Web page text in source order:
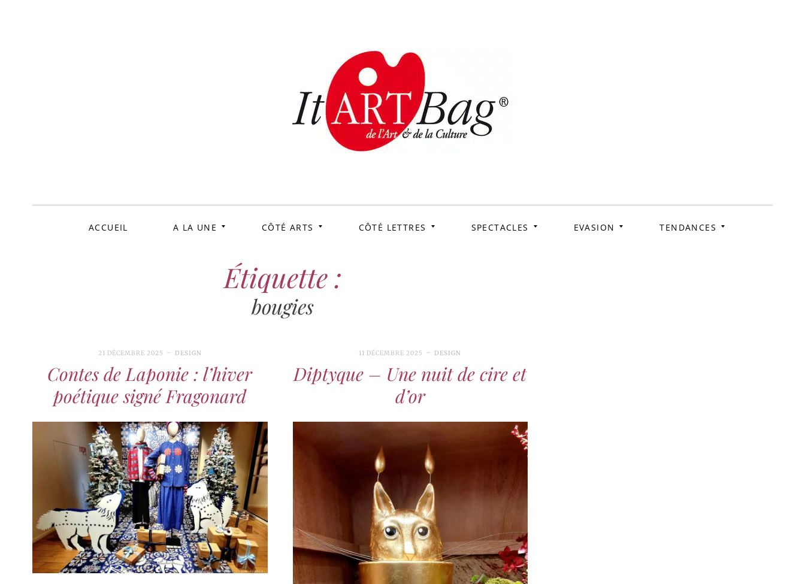
ItArtBag
ACCUEIL A LA UNE CÔTÉ ARTS CÔTÉ LETTRES SPECTACLES EVASION TENDANCES
Étiquette :
bougies
21 DÉCEMBRE 2025 DESIGN
Contes de Laponie : l’hiver
poétique signé Fragonard
11 DÉCEMBRE 2025 DESIGN
Diptyque – Une nuit de cire et
d’or